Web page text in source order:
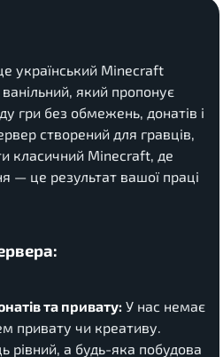
український Minecraft
який пропонує
гри без обмежень, донатів і
створений для гравців,
класичний Minecraft, де
— це результат вашої праці
та привату: У нас немає
привату чи креативу.
рівний, а будь-яка побудова